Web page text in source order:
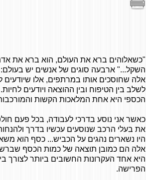
"כשאלוהים ברא את העולם, הוא ברא את
השקל..." ארבעה סוגים של אנשים יש
אלה שחוסכים אותו במרתפים, אלו שיודעים
לשלב בין הטיפוח ובין ההוצאה ויודעים
הכספי היא אחת המלאכות הקשות
כאשר אני נוסע בדרכי לעבודה, בכל פעם
את בעלי הרכב שנוסעים עכשיו בדרך
היו נשארים נהגים על הכביש... כסף הוא
אלה הם כמובן תוצאה של כמות הכסף
היא אחד העקרונות החשובים ביותר לצורך
הפרישה.